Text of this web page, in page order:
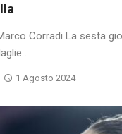
Corradi La sesta
...
1 Agosto 2024